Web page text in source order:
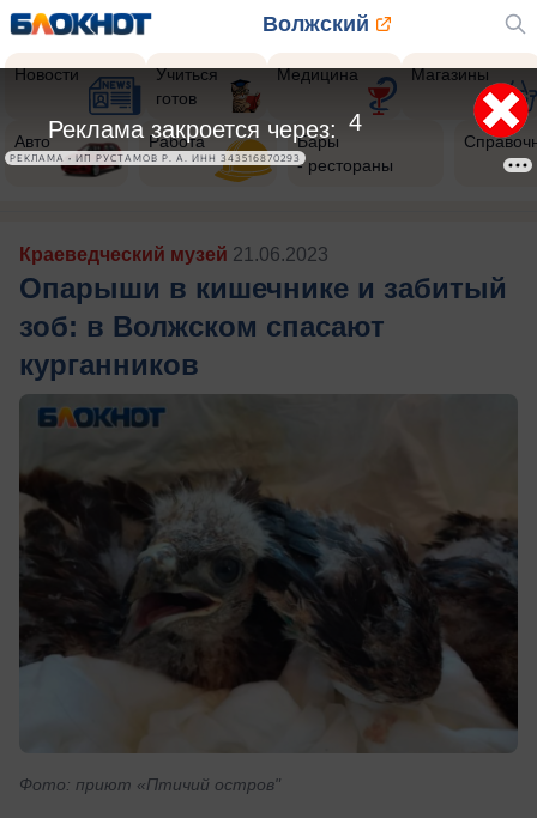
Волжский
Новости
Учиться
готов
Медицина Магазины
Авто Работа
Бары
- рестораны
Краеведческий музей 21.06.2023
Опарыши в кишечнике и забитый
зоб: в Волжском спасают
курганников
Фото: приют «Птичий остров"
2
Реклама закроется через:
РЕКЛАМА • ИП РУСТАМОВ Р. А. ИНН 343516870293